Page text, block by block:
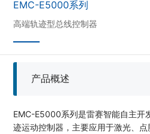
EMC-E5000系列
高端轨迹型总线控制器
产品概述
EMC-E5000系列是雷赛智能自主开
迹运动控制器，主要应用于激光、点